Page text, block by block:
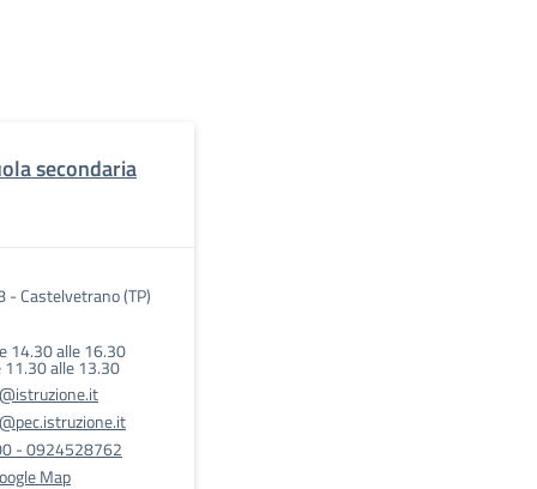
secondaria
- Castelvetrano (TP)
14.30 alle 16.30
11.30 alle 13.30
- 0924528762
Map